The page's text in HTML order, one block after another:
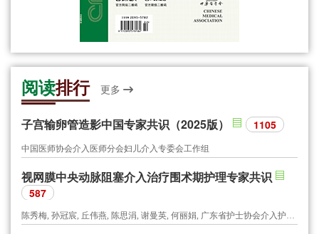
阅读排行 更多
子宫输卵管造影中国专家共识（2025版） 1105
中国医师协会介入医师分会妇儿介入专委会工作组
视网膜中央动脉阻塞介入治疗围术期护理专家共识
587
陈秀梅, 孙冠宸, 丘伟燕, 陈思涓, 谢曼英, 何丽娟, 广东省护士协会介入护士分会, 广东省医师协会介入医师分会